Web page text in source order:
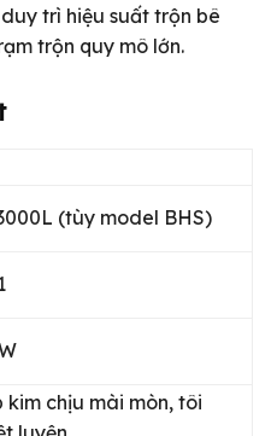
trì hiệu suất trộn bê
trộn quy mô lớn.
(tùy model BHS)
kim chịu mài mòn, tôi